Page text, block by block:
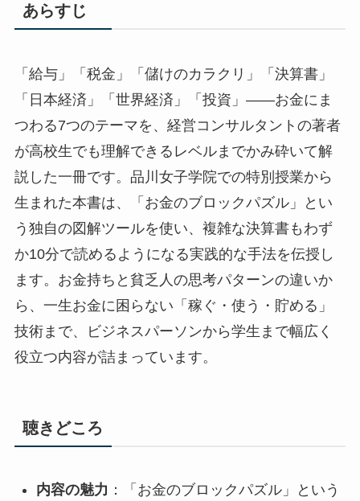
あらすじ
「給与」「税金」「儲けのカラクリ」「決算書」
「日本経済」「世界経済」「投資」——お金にま
つわる7つのテーマを、経営コンサルタントの著者
が高校生でも理解できるレベルまでかみ砕いて解
説した一冊です。品川女子学院での特別授業から
生まれた本書は、「お金のブロックパズル」とい
う独自の図解ツールを使い、複雑な決算書もわず
か10分で読めるようになる実践的な手法を伝授し
ます。お金持ちと貧乏人の思考パターンの違いか
ら、一生お金に困らない「稼ぐ・使う・貯める」
技術まで、ビジネスパーソンから学生まで幅広く
役立つ内容が詰まっています。
聴きどころ
内容の魅力 ：「お金のブロックパズル」という